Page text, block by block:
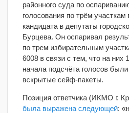
районного суда по
голосования по трём
кандидата в депутаты
Бурцева. Он оспаривал
по трем избирательным
6008 в связи с тем, что на них
начала подсчёта голосов
вскрытые сейф-пакеты.
Позиция ответчика (ИКМО г.
была выражена следующей: